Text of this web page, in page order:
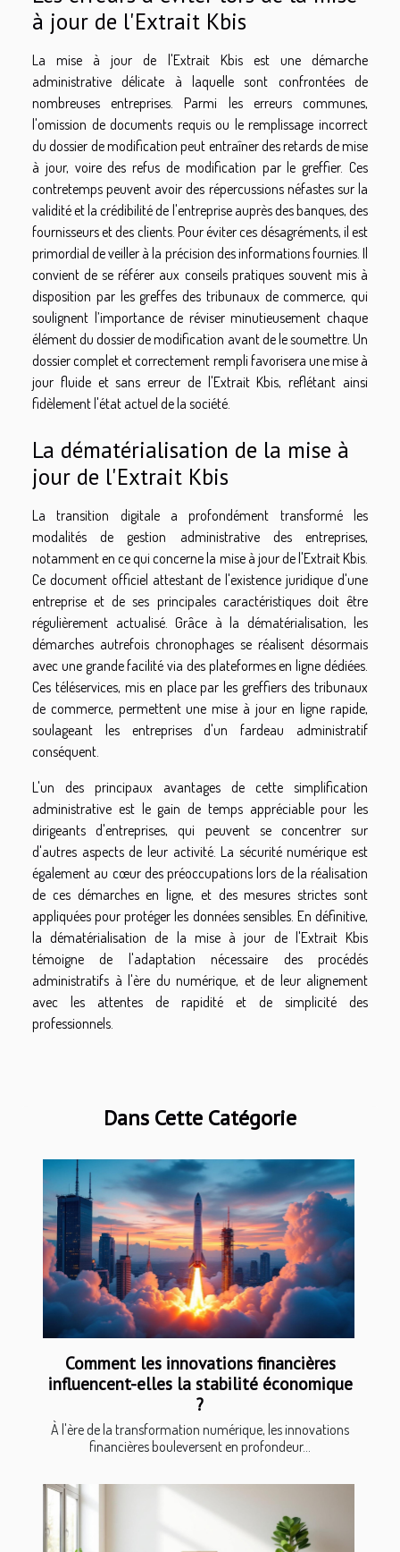
à jour de l'Extrait Kbis
La mise à jour de l'Extrait Kbis est une démarche
administrative délicate à laquelle sont confrontées de
nombreuses entreprises. Parmi les erreurs communes,
l'omission de documents requis ou le remplissage incorrect
du dossier de modification peut entraîner des retards de mise
à jour, voire des refus de modification par le greffier. Ces
contretemps peuvent avoir des répercussions néfastes sur la
validité et la crédibilité de l'entreprise auprès des banques, des
fournisseurs et des clients. Pour éviter ces désagréments, il est
primordial de veiller à la précision des informations fournies. Il
convient de se référer aux conseils pratiques souvent mis à
disposition par les greffes des tribunaux de commerce, qui
soulignent l’importance de réviser minutieusement chaque
élément du dossier de modification avant de le soumettre. Un
dossier complet et correctement rempli favorisera une mise à
jour fluide et sans erreur de l'Extrait Kbis, reflétant ainsi
fidèlement l'état actuel de la société.
La dématérialisation de la mise à
jour de l'Extrait Kbis
La transition digitale a profondément transformé les
modalités de gestion administrative des entreprises,
notamment en ce qui concerne la mise à jour de l'Extrait Kbis.
Ce document officiel attestant de l'existence juridique d'une
entreprise et de ses principales caractéristiques doit être
régulièrement actualisé. Grâce à la dématérialisation, les
démarches autrefois chronophages se réalisent désormais
avec une grande facilité via des plateformes en ligne dédiées.
Ces téléservices, mis en place par les greffiers des tribunaux
de commerce, permettent une mise à jour en ligne rapide,
soulageant les entreprises d'un fardeau administratif
conséquent.
L'un des principaux avantages de cette simplification
administrative est le gain de temps appréciable pour les
dirigeants d'entreprises, qui peuvent se concentrer sur
d'autres aspects de leur activité. La sécurité numérique est
également au cœur des préoccupations lors de la réalisation
de ces démarches en ligne, et des mesures strictes sont
appliquées pour protéger les données sensibles. En définitive,
la dématérialisation de la mise à jour de l'Extrait Kbis
témoigne de l'adaptation nécessaire des procédés
administratifs à l'ère du numérique, et de leur alignement
avec les attentes de rapidité et de simplicité des
professionnels.
Dans Cette Catégorie
Comment les innovations financières
influencent-elles la stabilité économique
?
À l'ère de la transformation numérique, les innovations
financières bouleversent en profondeur...